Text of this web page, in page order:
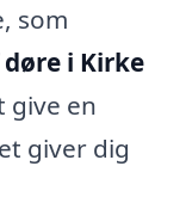
som
i Kirke
give en
giver dig